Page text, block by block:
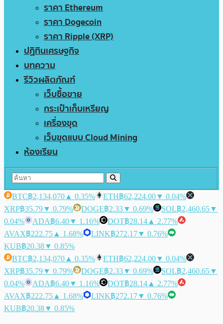
ราคา Ethereum
ราคา Dogecoin
ราคา Ripple (XRP)
ปฏิทินเศรษฐกิจ
บทความ
รีวิวผลิตภัณฑ์
เว็บซื้อขาย
กระเป๋าเก็บเหรียญ
เครื่องขุด
เว็บขุดแบบ Cloud Mining
ห้องเรียน
BTC฿2,134,070 ▲ 0.35% ETH฿62,224.00▼ 0.04%
XRP฿35.79▼ 0.79% DOGE฿2.33▼ 0.69% SOL฿2,460.65▼
0.04%
ADA฿6.40▼ 1.16% DOT฿28.14 ▲ 2.77%
AVAX฿222.75 ▲ 1.68% LINK฿272.17▼ 0.76%
KUB฿20.38▼ 0.85%
BTC฿2,134,070 ▲ 0.35% ETH฿62,224.00▼ 0.04%
XRP฿35.79▼ 0.79% DOGE฿2.33▼ 0.69% SOL฿2,460.65▼
0.04%
ADA฿6.40▼ 1.16% DOT฿28.14 ▲ 2.77%
AVAX฿222.75 ▲ 1.68% LINK฿272.17▼ 0.76%
KUB฿20.38▼ 0.85%